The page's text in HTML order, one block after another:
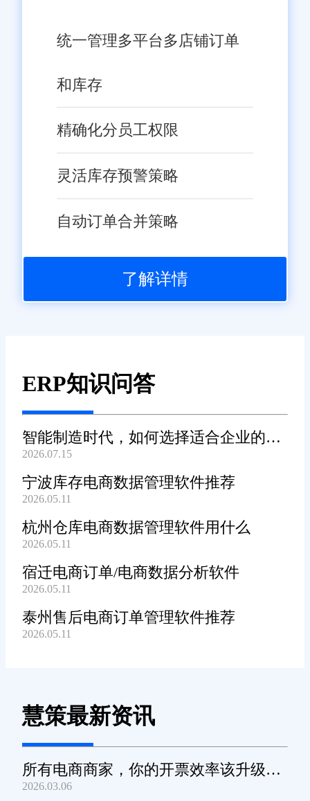
统一管理多平台多店铺订单
和库存
精确化分员工权限
灵活库存预警策略
自动订单合并策略
了解详情
ERP知识问答
智能制造时代，如何选择适合企业的
WMS系统?
2026.07.15
宁波库存电商数据管理软件推荐
2026.05.11
杭州仓库电商数据管理软件用什么
2026.05.11
宿迁电商订单/电商数据分析软件
2026.05.11
泰州售后电商订单管理软件推荐
2026.05.11
慧策最新资讯
所有电商商家，你的开票效率该升级
了！
2026.03.06